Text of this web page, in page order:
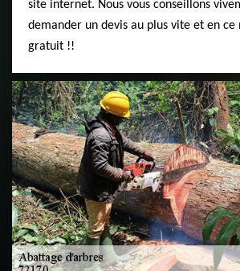
site internet. Nous vous conseillons
demander un devis au plus vite et en
gratuit !!